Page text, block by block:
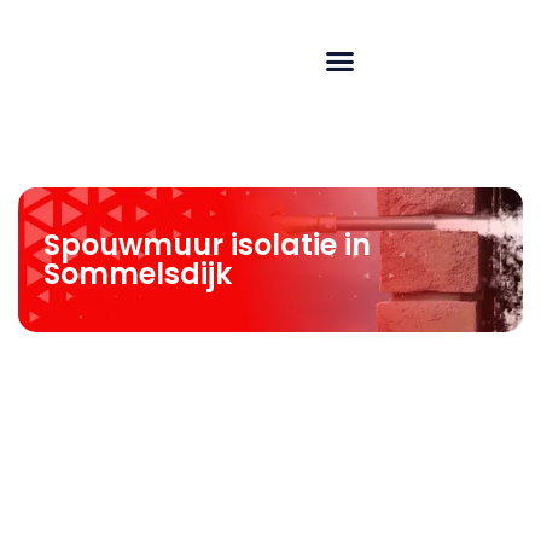
Spouwmuur isolatie in
Sommelsdijk